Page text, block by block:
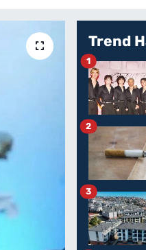
Trend
1
2
3